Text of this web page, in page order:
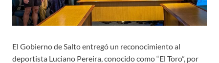
El Gobierno de Salto entregó un reconocimiento al
deportista Luciano Pereira, conocido como “El Toro”, por